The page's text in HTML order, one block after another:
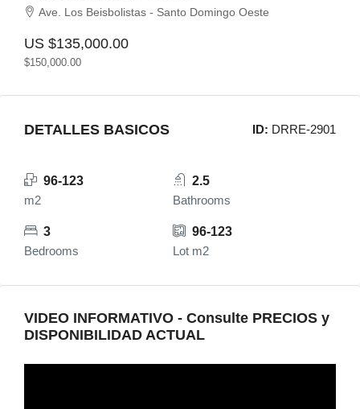
Ave. Los Beisbolistas - Santo Domingo Oeste
US $135,000.00
$150,000.00
DETALLES BASICOS ID: DRRE-2901
96-123
m2
2.5
Bathrooms
3
Bedrooms
96-123
Lot m2
VIDEO INFORMATIVO - Consulte PRECIOS y
DISPONIBILIDAD ACTUAL